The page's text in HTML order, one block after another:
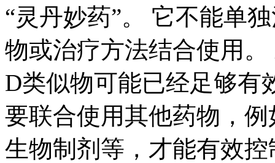
“灵丹妙药”。 它不能单
物或治疗方法结合使用
D类似物可能已经足够有
要联合使用其他药物，
生物制剂等，才能有效